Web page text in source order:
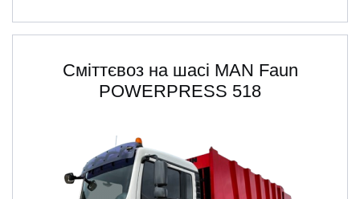
Сміттєвоз на шасі MAN Faun
POWERPRESS 518